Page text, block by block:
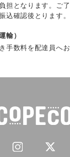
担となります。ご
込確認後とります。
輸）
手数料を配達員へお